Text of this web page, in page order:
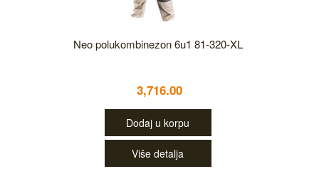
Neo polukombinezon 6u1 81-320-XL
3,716.00
Dodaj u korpu
Više detalja